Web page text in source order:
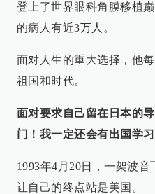
登上了世界眼科角膜移植
的病人有近3万人。
面对人生的重大选择，他
祖国和时代。
面对要求自己留在日本的
门！我一定还会有出国学
1993年4月20日，一架波
让自己的终点站是美国。